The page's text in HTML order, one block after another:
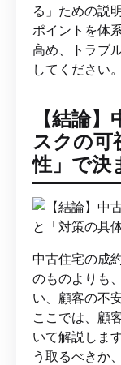
る」ための説
ポイントを体
高め、トラブ
してください。
【結論
スクの可
性」で決
中古住宅の成
のものよりも
い、顧客の不
ここでは、顧
いて解説しま
う取るべきか